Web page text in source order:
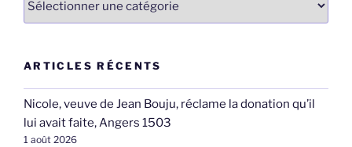
ARTICLES RÉCENTS
Nicole, veuve de Jean Bouju, réclame la donation qu’il
lui avait faite, Angers 1503
1 août 2026